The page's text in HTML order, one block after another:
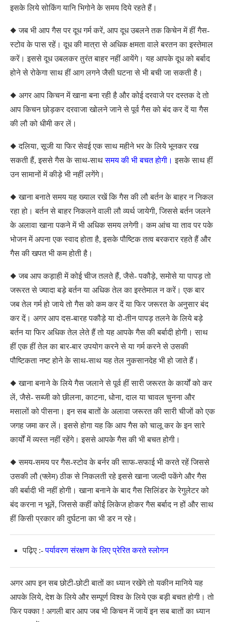
इसके लिये सोकिंग यानि भिगोने के समय दिये रहते हैं।
◆ जब भी आप गैस पर दूध गर्म करें, आप दूध उबलने तक किचेन में हीं गैस-
स्टोव के पास रहें। दूध की मात्रा से अधिक क्षमता वाले बरतन का इस्तेमाल
करें। इससे दूध उबलकर तुरंत बाहर नहीं आयेंगे। यह आपके दूध को बर्बाद
होने से रोकेगा साथ हीं आग लगने जैसी घटना से भी बची जा सकती है।
◆ अगर आप किचन में खाना बना रही है और कोई दरवाजे पर दस्तक दे तो
आप किचन छोड़कर दरवाजा खोलने जाने से पूर्व गैस को बंद कर दें या गैस
की लौ को धीमी कर लें।
◆ दलिया, सूजी या फिर सेवई एक साथ महीने भर के लिये भूनकर रख
सकती हैं, इससे गैस के साथ-साथसमय की भी बचत होगी। इसके साथ हीं
उन सामानों में कीड़े भी नहीं लगेंगे।
◆ खाना बनाते समय यह ख्याल रखें कि गैस की लौ बर्तन के बाहर न निकल
रहा हो। बर्तन से बाहर निकलने वाली लौ व्यर्थ जायेगी, जिससे बर्तन जलने
के अलावा खाना पकने में भी अधिक समय लगेगी। कम आंच या ताव पर पके
भोजन में अपना एक स्वाद होता है, इसके पौष्टिक तत्व बरकरार रहते हैं और
गैस की खपत भी कम होती है।
◆ जब आप कड़ाही में कोई चीज तलते हैं, जैसे- पकौड़े, समोसे या पापड़ तो
जरूरत से ज्यादा बड़े बर्तन या अधिक तेल का इस्तेमाल न करें। एक बार
जब तेल गर्म हो जाये तो गैस को कम कर दें या फिर जरूरत के अनुसार बंद
कर दें। अगर आप दस-बारह पकौड़े या दो-तीन पापड़ तलने के लिये बड़े
बर्तन या फिर अधिक तेल लेते हैं तो यह आपके गैस की बर्बादी होगी। साथ
हीं एक हीं तेल का बार-बार उपयोग करने से या गर्म करने से उसकी
पौष्टिकता नष्ट होने के साथ-साथ यह तेल नुकसानदेह भी हो जाते हैं।
◆ खाना बनाने के लिये गैस जलाने से पूर्व हीं सारी जरूरत के कार्यों को कर
लें, जैसे- सब्जी को छीलना, काटना, धोना, दाल या चावल चुनना और
मसालों को पीसना। इन सब बातों के अलावा जरूरत की सारी चीजों को एक
जगह जमा कर लें। इससे होगा यह कि आप गैस को चालू कर के इन सारे
कार्यों में व्यस्त नहीं रहेंगे। इससे आपके गैस की भी बचत होगी।
◆ समय-समय पर गैस-स्टोव के बर्नर की साफ-सफाई भी करते रहें जिससे
उसकी लौ (फ्लेम) ठीक से निकलती रहे इससे खाना जल्दी पकेंगे और गैस
की बर्बादी भी नहीं होगी। खाना बनाने के बाद गैस सिलिंडर के रेगुलेटर को
बंद करना न भूलें, जिससे कहीं कोई लिकेज होकर गैस बर्बाद न हों और साथ
हीं किसी प्रकार की दुर्घटना का भी डर न रहे।
पढ़िए :-पर्यावरण संरक्षण के लिए प्रेरित करते स्लोगन
अगर आप इन सब छोटी-छोटी बातों का ध्यान रखेंगे तो यकीन मानिये यह
आपके लिये, देश के लिये और सम्पूर्ण विश्व के लिये एक बड़ी बचत होगी। तो
फिर पक्का ! अगली बार आप जब भी किचन में जायें इन सब बातों का ध्यान